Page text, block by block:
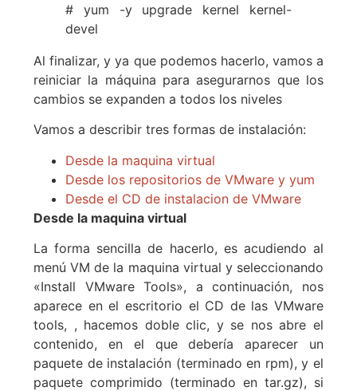
# yum -y upgrade kernel kernel-
devel
Al finalizar, y ya que podemos hacerlo, vamos a
reiniciar la máquina para asegurarnos que los
cambios se expanden a todos los niveles
Vamos a describir tres formas de instalación:
Desde la maquina virtual
Desde los repositorios de VMware y yum
Desde el CD de instalacion de VMware
Desde la maquina virtual
La forma sencilla de hacerlo, es acudiendo al
menú VM de la maquina virtual y seleccionando
«Install VMware Tools», a continuación, nos
aparece en el escritorio el CD de las VMware
tools, , hacemos doble clic, y se nos abre el
contenido, en el que debería aparecer un
paquete de instalación (terminado en rpm), y el
paquete comprimido (terminado en tar.gz), si